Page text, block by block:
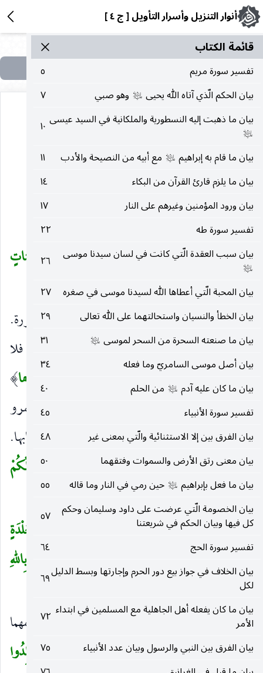
أنوار التنزيل وأسرار التأويل [ ج ٤ ]
قائمة الکتاب
تفسير سورة مريم
٥
بيان الحكم الّذي آتاه الله يحيى عليه‌السلام وهو صبي
٧
بيان ما ذهبت إليه النسطورية والملكانية في السيد عيسى
عليه‌السلام
١٠
بيان ما قام به إبراهيم عليه‌السلام مع أبيه من النصيحة والأدب
١١
بيان ما يلزم قارئ القرآن من البكاء
١٤
بيان ورود المؤمنين وغيرهم على النار
١٧
تفسير سورة طه
٢٢
بيان سبب العقدة الّتي كانت في لسان سيدنا موسى
عليه‌السلام
٢٦
بيان المحبة الّتي أعطاها الله لسيدنا موسى في صغره ٢٧
بيان الخطأ والنسيان واستحالتهما على الله تعالى
٢٩
بيان ما صنعته السحرة من السحر لموسى عليه‌السلام
٣١
بيان أصل موسى السامريّ وما فعله
٣٤
بيان ما كان عليه آدم عليه‌السلام من الحلم
٤٠
تفسير سورة الأنبياء
٤٥
بيان الفرق بين إلا الاستثنائية والّتي بمعنى غير
٤٨
بيان معنى رتق الأرض والسموات وفتقهما
٥٠
بيان ما فعل بإبراهيم عليه‌السلام حين رمي في النار وما قاله
٥٥
بيان الخصومة الّتي عرضت على داود وسليمان وحكم
كل فيها وبيان الحكم في شريعتنا
٥٧
تفسير سورة الحج
٦٤
بيان الخلاف في جواز بيع دور الحرم وإجارتها وبسط الدليل
لكل
٦٩
بيان ما كان يفعله أهل الجاهلية مع المسلمين في ابتداء
الأمر
٧٢
بيان الفرق بين النبي والرسول وبيان عدد الأنبياء
٧٥
(٢٤) سورة النور
مدينة وهي أربع وستون آية
(سُورَةٌ أَنْزَلْناها وَفَرَضْناها وَأَنْزَلْنا فِيها آياتٍ بَيِّناتٍ
لَعَلَّكُمْ تَذَكَّرُونَ )(١)
(سُورَةٌ)أي هذه سورة أو فيما أوحينا إليك سورة.
(أَنْزَلْناها)صفتها ومن نصبها جعله مفسرا لناصبها فلا
يكون له محل إلا إذا قدر اتل أو دونك نحوه
وَفَرَضْناها)
وفرضنا ما فيها من الأحكام ، وشدده ابن كثير وأبو عمرو
لكثرة فرائضها أو المفروض عليهم ، أو للمبالغة في إيجابها.
(وَأَنْزَلْنا فِيها آياتٍ بَيِّناتٍ)واضحات الدلالة(
لَعَلَّكُمْ
تَذَكَّرُونَ) فتتقون المحارم وقرئ بتخفيف الذال.
(الزَّانِيَةُ وَالزَّانِي فَاجْلِدُوا كُلَّ واحِدٍ مِنْهُما مِائَةَ جَلْدَةٍ
وَلا تَأْخُذْكُمْ بِهِما رَأْفَةٌ فِي دِينِ اللهِ إِنْ كُنْتُمْ تُؤْمِنُونَ بِاللهِ
وَالْيَوْمِ الْآخِرِ وَلْيَشْهَدْ عَذابَهُما طائِفَةٌ مِنَ الْمُؤْمِنِينَ
( الزَّانِيَةُ وَالزَّانِي
أو فيما فرضنا أو أنزلنا حكمهما
وهو الجلد ، ويجوز أن يرفعا بالابتداء والخبر :
(فَاجْلِدُوا